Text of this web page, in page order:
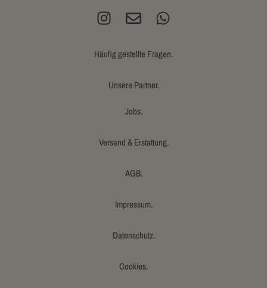
Häufig gestellte Fragen.
Unsere Partner.
Jobs.
Versand & Erstattung.
AGB.
Impressum.
Datenschutz.
Cookies.